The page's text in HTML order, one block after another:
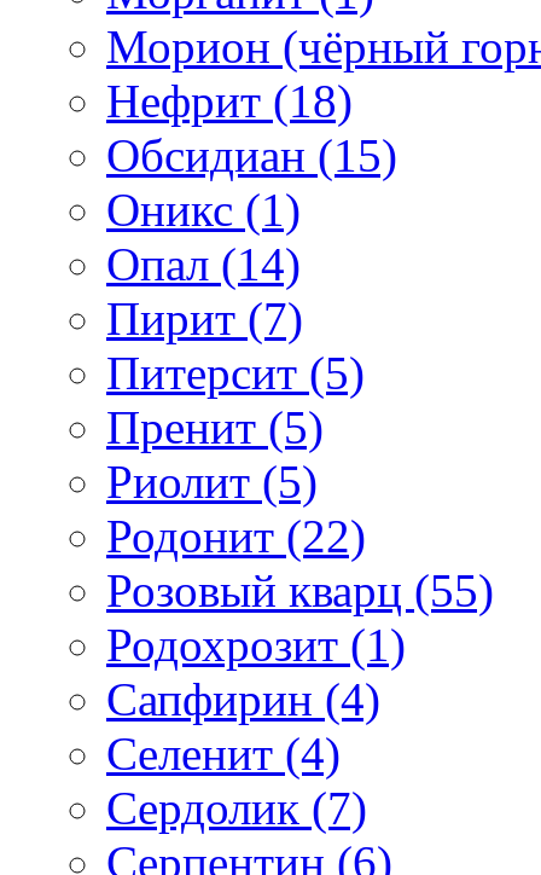
Морион (чёрный
Нефрит (18)
Обсидиан (15)
Оникс (1)
Опал (14)
Пирит (7)
Питерсит (5)
Пренит (5)
Риолит (5)
Родонит (22)
Розовый кварц (55)
Родохрозит (1)
Сапфирин (4)
Селенит (4)
Сердолик (7)
Серпентин (6)